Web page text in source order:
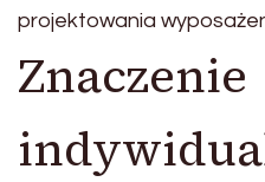
projektowania
Znaczenie